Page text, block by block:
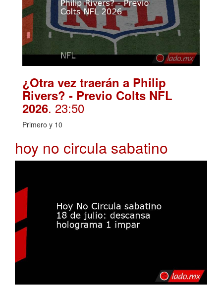
¿Otra vez traerán a Philip
Rivers? - Previo Colts NFL
2026. 23:50
Primero y 10
hoy no circula sabatino